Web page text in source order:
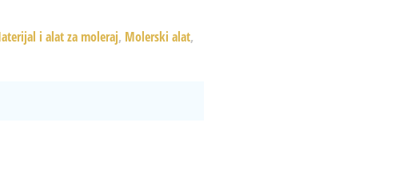
i alat za moleraj, Molerski alat,